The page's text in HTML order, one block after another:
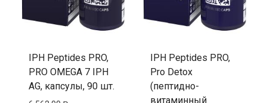
IPH Peptides PRO,
PRO OMEGA 7 IPH
AG, капсулы, 90 шт.
IPH Peptides PRO,
Pro Detox
(пептидно-
витаминный